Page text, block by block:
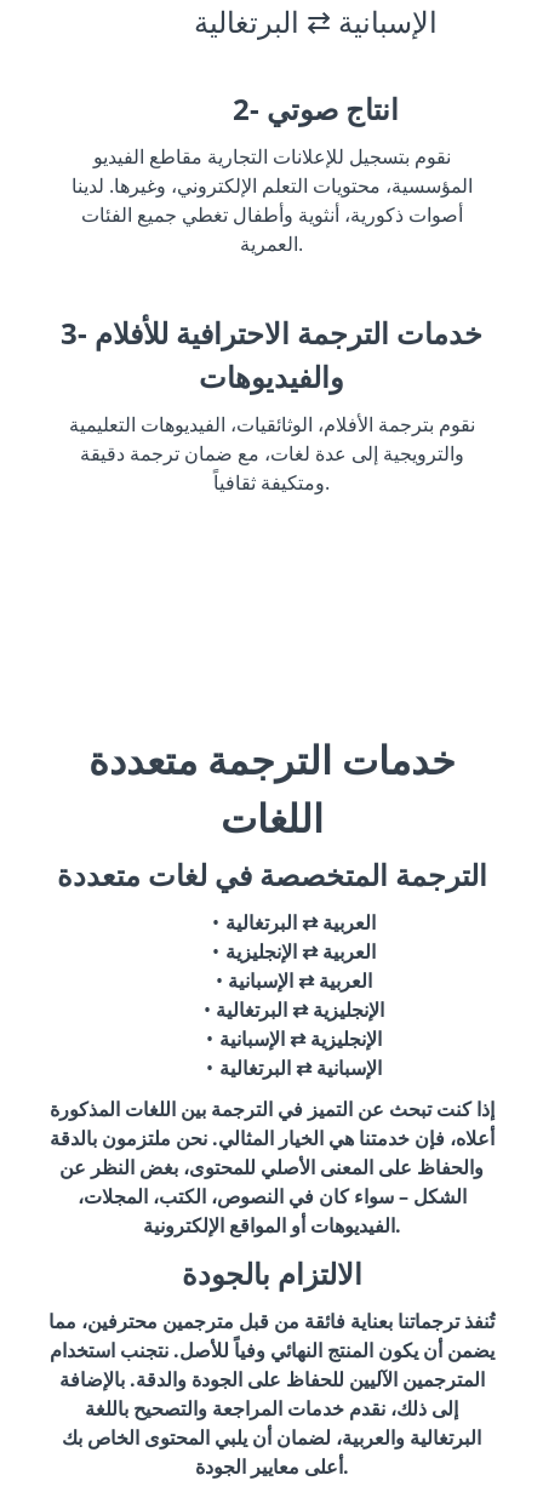
الإسبانية ⇄ البرتغالية
2- انتاج صوتي
نقوم بتسجيل للإعلانات التجارية مقاطع الفيديو
المؤسسية، محتويات التعلم الإلكتروني، وغيرها. لدينا
أصوات ذكورية، أنثوية وأطفال تغطي جميع الفئات
العمرية.
3- خدمات الترجمة الاحترافية للأفلام
والفيديوهات
نقوم بترجمة الأفلام، الوثائقيات، الفيديوهات التعليمية
والترويجية إلى عدة لغات، مع ضمان ترجمة دقيقة
ومتكيفة ثقافياً.
خدمات الترجمة متعددة
اللغات
الترجمة المتخصصة في لغات متعددة
العربية ⇄ البرتغالية
العربية ⇄ الإنجليزية
العربية ⇄ الإسبانية
الإنجليزية ⇄ البرتغالية
الإنجليزية ⇄ الإسبانية
الإسبانية ⇄ البرتغالية
إذا كنت تبحث عن التميز في الترجمة بين اللغات المذكورة
أعلاه، فإن خدمتنا هي الخيار المثالي. نحن ملتزمون بالدقة
والحفاظ على المعنى الأصلي للمحتوى، بغض النظر عن
الشكل – سواء كان في النصوص، الكتب، المجلات،
الفيديوهات أو المواقع الإلكترونية.
الالتزام بالجودة
تُنفذ ترجماتنا بعناية فائقة من قبل مترجمين محترفين، مما
يضمن أن يكون المنتج النهائي وفياً للأصل. نتجنب استخدام
المترجمين الآليين للحفاظ على الجودة والدقة. بالإضافة
إلى ذلك، نقدم خدمات المراجعة والتصحيح باللغة
البرتغالية والعربية، لضمان أن يلبي المحتوى الخاص بك
أعلى معايير الجودة.